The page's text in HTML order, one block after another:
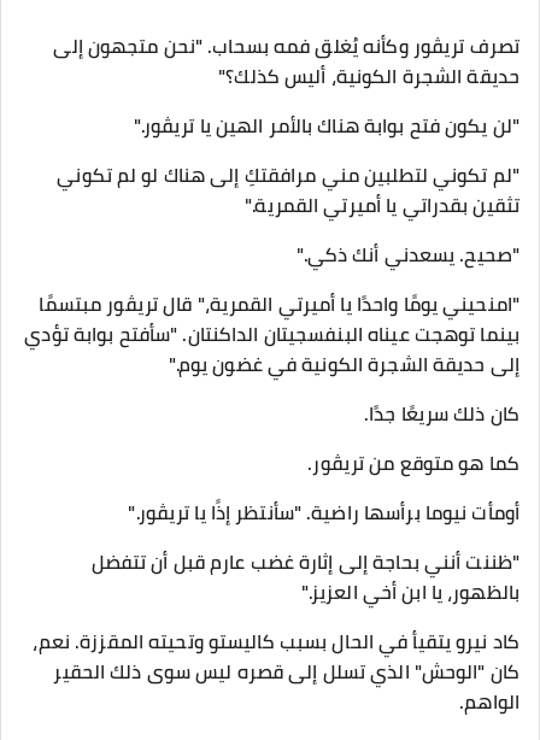
تصرف تريڤور وكأنه يُغلق فمه بسحاب. "نحن متجهون إلى
حديقة الشجرة الكونية، أليس كذلك؟"
"لن يكون فتح بوابة هناك بالأمر الهين يا تريڤور."
"لم تكوني لتطلبين مني مرافقتكِ إلى هناك لو لم تكوني
تثقين بقدراتي يا أميرتي القمرية."
"صحيح. يسعدني أنك ذكي."
"امنحيني يومًا واحدًا يا أميرتي القمرية،" قال تريڤور مبتسمًا
بينما توهجت عيناه البنفسجيتان الداكنتان. "سأفتح بوابة تؤدي
إلى حديقة الشجرة الكونية في غضون يوم."
كان ذلك سريعًا جدًا.
كما هو متوقع من تريڤور.
أومأت نيوما برأسها راضية. "سأنتظر إذًا يا تريڤور."
"ظننت أنني بحاجة إلى إثارة غضب عارم قبل أن تتفضل
بالظهور، يا ابن أخي العزيز."
كاد نيرو يتقيأ في الحال بسبب كاليستو وتحيته المقززة. نعم،
كان "الوحش" الذي تسلل إلى قصره ليس سوى ذلك الحقير
الواهم.